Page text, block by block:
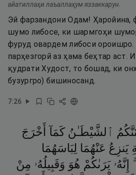
айатиллаҳи лаъаллаҳум яззаккарун.
Эй фарзандони Одам! Ҳаройина,
шумо либосе, ки шармгоҳи
фуруд овардем либоси ороишро.
парҳезгорӣ аз ҳама беҳтар аст.
қудрати Худост, то бошад, ки
бузургро) бишиносанд.
7:26
ٱلشَّيْطَـٰنُ كَمَآ
أَخْرَجَ
يَنزِعُ عَنْهُمَا لِبَاسَهُمَا
إِنَّهُۥ يَرَىٰكُمْ هُوَ وَقَبِيلُهُۥ مِنْ